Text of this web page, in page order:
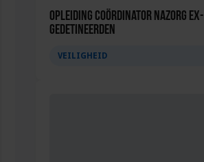
Opleiding Coördinator nazorg ex-
gedetineerden
VEILIGHEID